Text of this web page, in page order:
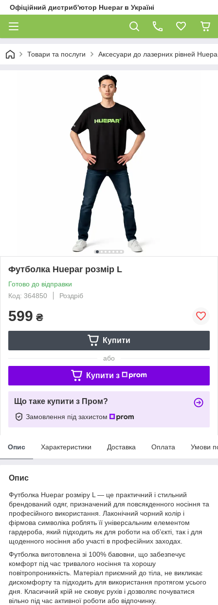
Офіційний дистриб'ютор Huepar в Україні
Товари та послуги Аксесуари до лазерних рівней
Футболка Huepar розмір L
Готово до відправки
Код: 364850
Роздріб
599 ₴
Купити
або
Купити з
Що таке купити з Пром?
Замовлення під захистом
Опис Характеристики Доставка Оплата Умови
Опис
Футболка Huepar розміру L — це практичний і стильний
брендований одяг, призначений для повсякденного носіння та
професійного використання. Лаконічний чорний колір і
фірмова символіка роблять її універсальним елементом
гардероба, який підходить як для роботи на об’єкті, так і для
щоденного носіння або участі в професійних заходах.
Футболка виготовлена зі 100% бавовни, що забезпечує
комфорт під час тривалого носіння та хорошу
повітропроникність. Матеріал приємний до тіла, не викликає
дискомфорту та підходить для використання протягом усього
дня. Класичний крій не сковує рухів і дозволяє почуватися
вільно під час активної роботи або відпочинку.